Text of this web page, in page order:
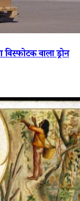
वाला ड्रोन